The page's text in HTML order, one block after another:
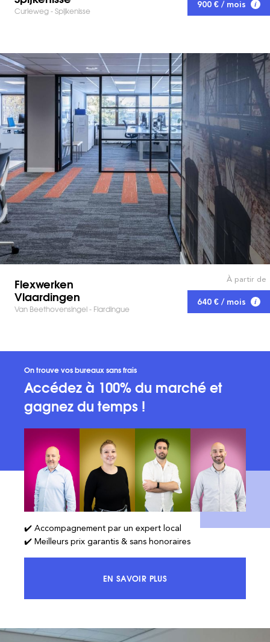
Curieweg - Spijkenisse
900 € / mois
Flexwerken
Vlaardingen
Van Beethovensingel - Flardingue
À partir de
640 € / mois
On trouve vos bureaux sans frais
Accédez à 100% du marché et
gagnez du temps !
✔️ Accompagnement par un expert local
✔️ Meilleurs prix garantis & sans honoraires
EN SAVOIR PLUSACCÉDEZ À 100% DU MARCHÉ ET